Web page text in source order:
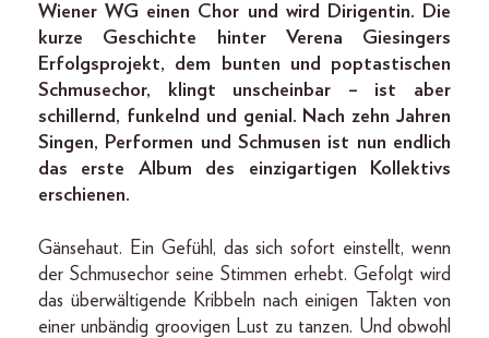
Wiener WG einen Chor und wird Dirigentin. Die
kurze Geschichte hinter Verena Giesingers
Erfolgsprojekt, dem bunten und poptastischen
Schmusechor, klingt unscheinbar – ist aber
schillernd, funkelnd und genial. Nach zehn Jahren
Singen, Performen und Schmusen ist nun endlich
das erste Album des einzigartigen Kollektivs
erschienen.
Gänsehaut. Ein Gefühl, das sich sofort einstellt, wenn
der Schmusechor seine Stimmen erhebt. Gefolgt wird
das überwältigende Kribbeln nach einigen Takten von
einer unbändig groovigen Lust zu tanzen. Und obwohl